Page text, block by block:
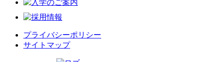
プライバシーポリシー
サイトマップ